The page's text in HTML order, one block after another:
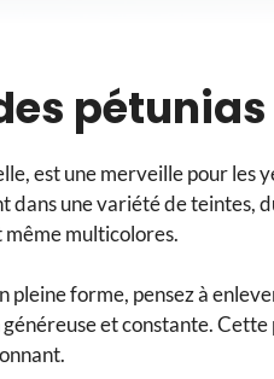
est une merveille pour les
dans une variété de teintes,
même multicolores.
pleine forme, pensez à
et constante.